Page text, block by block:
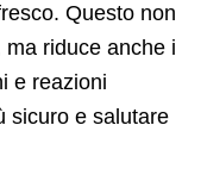
Questo non
riduce anche i
e reazioni
sicuro e salutare